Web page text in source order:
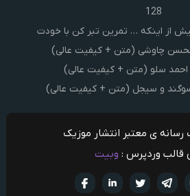
128
از اینکه … تمرین تبر کن با خودت
چاوشی (متن + کیفیت عالی)
سلو (متن + کیفیت عالی)
و سیجل (متن + کیفیت عالی)
ی معتبر انتشار موزیک
قالب وردپرس : وبیت
تويتر تلگرام
اینستاگرام آپارات